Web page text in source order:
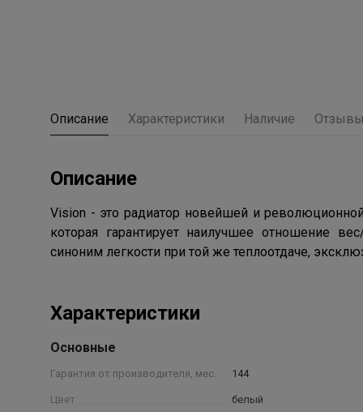
Описание Характеристики Наличие Отзывы
Описание
Vision - это радиатор новейшей и
которая гарантирует наилучшее отношение
синоним легкости при той же теплоотдаче,
Характеристики
Основные
Гарантия от производителя, мес. 144
Цвет белый